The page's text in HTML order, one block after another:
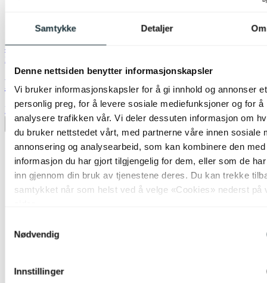
Samtykke Detaljer Om
Denne nettsiden benytter informasjonskapsler
Vi bruker informasjonskapsler for å gi innhold og annonser et
personlig preg, for å levere sosiale mediefunksjoner og for å
analysere trafikken vår. Vi deler dessuten informasjon om
du bruker nettstedet vårt, med partnerne våre innen sosiale
annonsering og analysearbeid, som kan kombinere den med
informasjon du har gjort tilgjengelig for dem, eller som de
inn gjennom din bruk av tjenestene deres. Du kan trekke
samtykket når som helst ved å velge «Cookies» nederst på
Nødvendig
Innstillinger
40% ved kjøp av 2 eller flere
Nova Life
Molly skjerm kipp 20cm brun
kr 199,-
Legg til ønskeliste